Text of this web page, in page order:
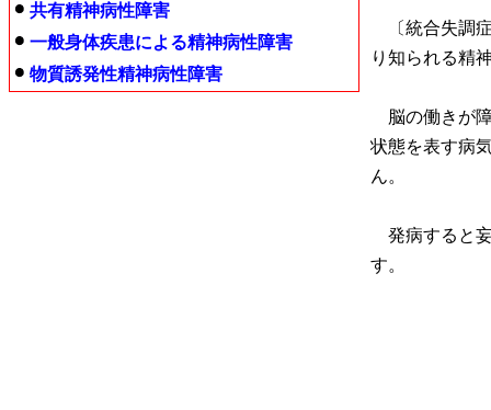
〔統合失調
り知られる精
脳の働きが
状態を表す病
ん。
発病すると
す。
共有精神病性障害
一般身体疾患による精神病性障害
物質誘発性精神病性障害